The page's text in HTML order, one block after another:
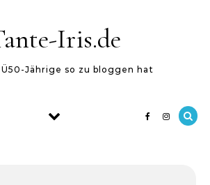
Iris.de
Jährige so zu bloggen hat